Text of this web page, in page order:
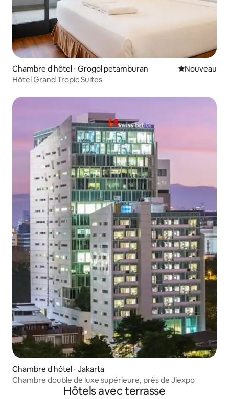
Chambre d'hôtel ⋅ Grogol petamburan Nouvel
Nouveau
Hôtel Grand Tropic Suites
Chambre d'hôtel ⋅ Jakarta
Chambre double de luxe supérieure, près de Jiexpo
Hôtels avec terrasse